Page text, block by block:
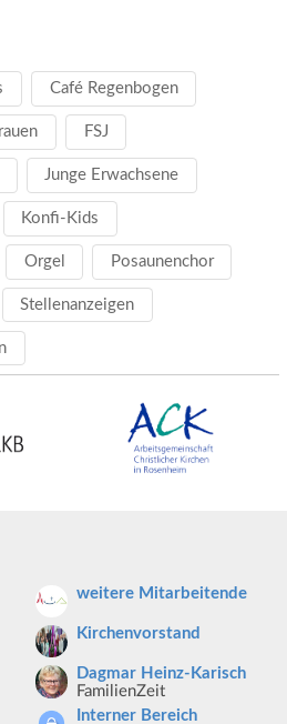
Café Regenbogen
FSJ
Junge Erwachsene
Konfi-Kids
Orgel Posaunenchor
Stellenanzeigen
weitere Mitarbeitende
Kirchenvorstand
Dagmar Heinz-Karisch
FamilienZeit
Interner Bereich